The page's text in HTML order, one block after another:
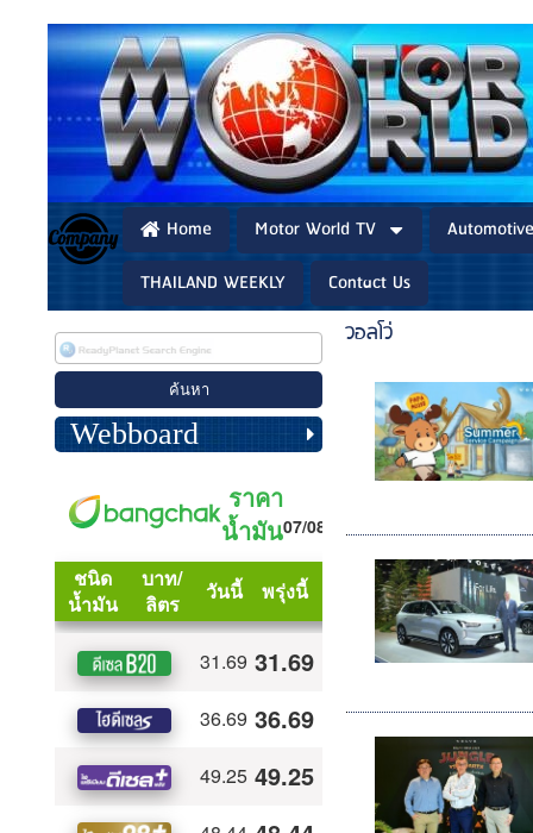
Home Motor World TV
THAILAND WEEKLY
Contact Us
Webboard
วอลโว่